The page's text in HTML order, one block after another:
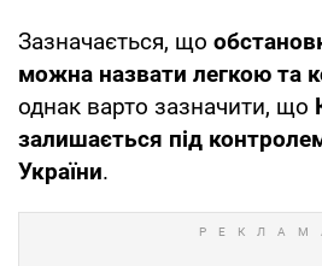
Зазначається, що
можна назвати легкою та
однак варто зазначити, що
залишається під
України.